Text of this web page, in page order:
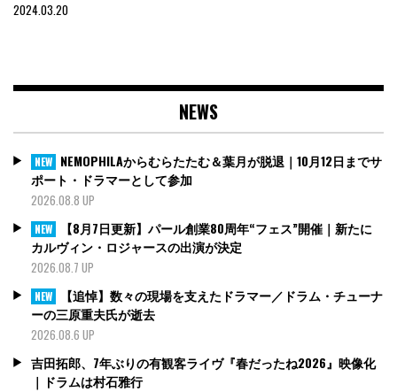
2024.03.20
NEWS
NEW NEMOPHILAからむらたたむ＆葉月が脱退｜10月12日までサ
ポート・ドラマーとして参加
2026.08.8 UP
NEW
【8月7日更新】パール創業80周年“フェス”開催｜新たに
カルヴィン・ロジャースの出演が決定
2026.08.7 UP
NEW
【追悼】数々の現場を支えたドラマー／ドラム・チューナ
ーの三原重夫氏が逝去
2026.08.6 UP
吉田拓郎、7年ぶりの有観客ライヴ『春だったね2026』映像化
｜ドラムは村石雅行